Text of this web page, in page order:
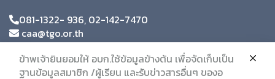
081-1322- 936, 02-142-7470
caa@tgo.or.th
ข้าพเจ้ายินยอมให้ อบก.ใช้ข้อมูลข้างต้น เพื่อจัดเก็บเป็น
ฐานข้อมูลสมาชิก /ผู้เรียน และรับข่าวสารอื่นๆ ของอ